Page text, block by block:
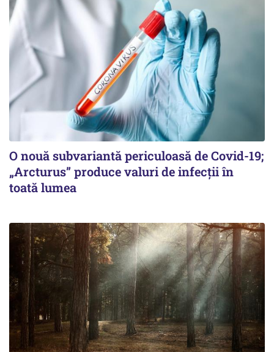
O nouă subvariantă periculoasă de Covid-19;
„Arcturus” produce valuri de infecții în
toată lumea